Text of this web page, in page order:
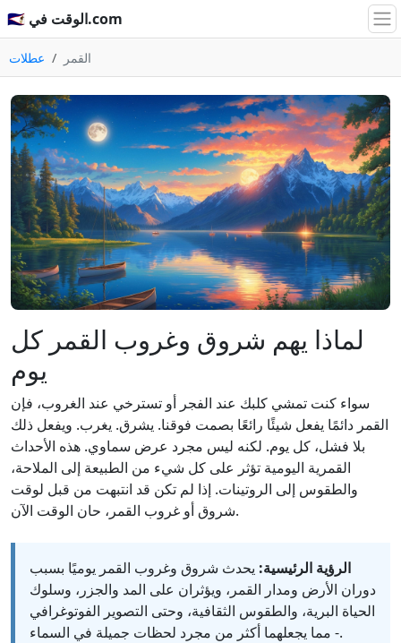
🇸🇦 الوقت في.com
عطلات القمر
لماذا يهم شروق وغروب القمر كل
يوم
سواء كنت تمشي كلبك عند الفجر أو تسترخي عند الغروب، فإن
القمر دائمًا يفعل شيئًا رائعًا بصمت فوقنا. يشرق. يغرب. ويفعل ذلك
بلا فشل، كل يوم. لكنه ليس مجرد عرض سماوي. هذه الأحداث
القمرية اليومية تؤثر على كل شيء من الطبيعة إلى الملاحة،
والطقوس إلى الروتينات. إذا لم تكن قد انتبهت من قبل لوقت
شروق أو غروب القمر، حان الوقت الآن.
الرؤية الرئيسية: يحدث شروق وغروب القمر يوميًا بسبب
دوران الأرض ومدار القمر، ويؤثران على المد والجزر، وسلوك
الحياة البرية، والطقوس الثقافية، وحتى التصوير الفوتوغرافي
- مما يجعلهما أكثر من مجرد لحظات جميلة في السماء.